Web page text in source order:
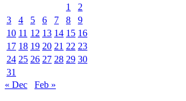
1
2
3
4 5 6 7 8
9
10 11 12 13 14 15 16
17 18 19 20 21 22 23
24 25 26 27 28 29 30
31
« Dec
Feb »